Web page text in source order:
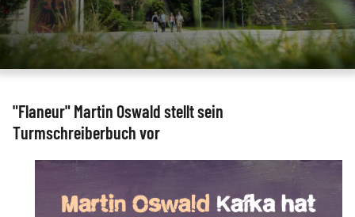
"Flaneur" Martin Oswald stellt sein
Turmschreiberbuch vor